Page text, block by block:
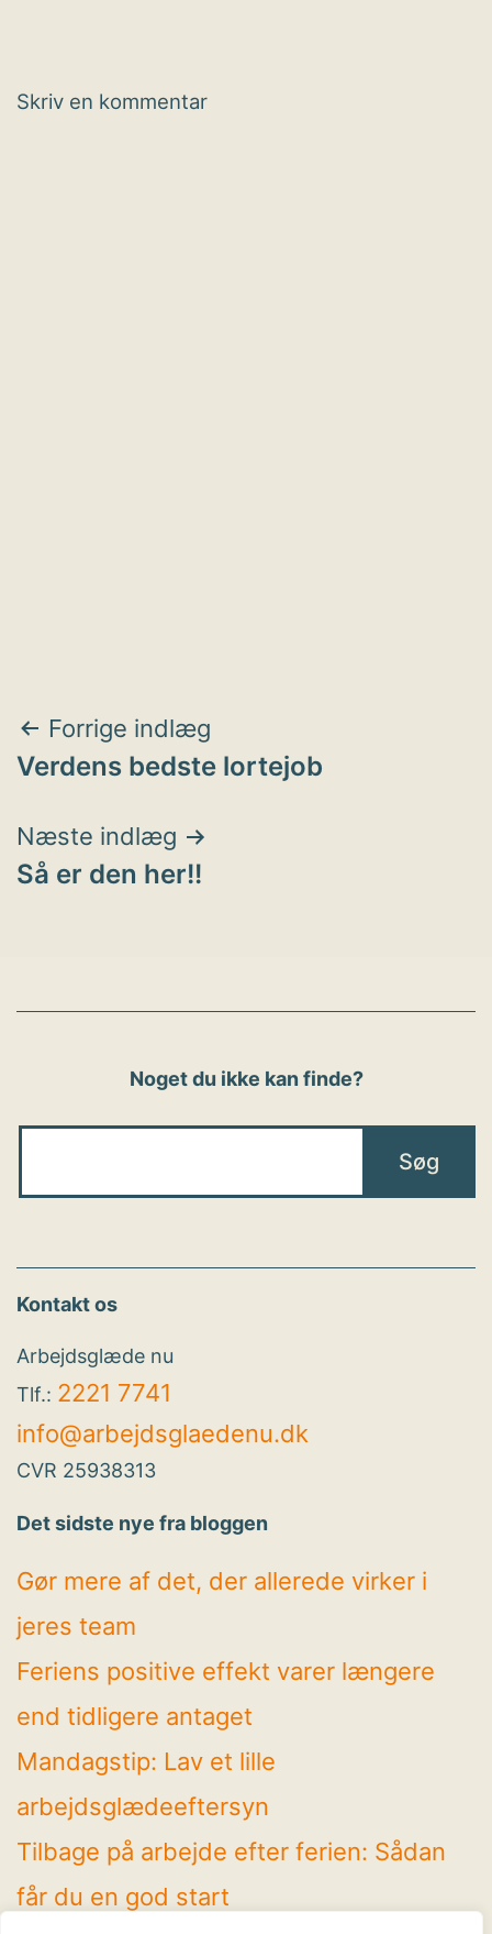
Skriv en kommentar
Indlægsnavigation
Forrige indlæg
Verdens bedste lortejob
Næste indlæg
Så er den her!!
Noget du ikke kan finde?
Kontakt os
Arbejdsglæde nu
Tlf.: 2221 7741
info@arbejdsglaedenu.dk
CVR 25938313
Det sidste nye fra bloggen
Gør mere af det, der allerede virker i
jeres team
Feriens positive effekt varer længere
end tidligere antaget
Mandagstip: Lav et lille
arbejdsglædeeftersyn
Tilbage på arbejde efter ferien: Sådan
får du en god start